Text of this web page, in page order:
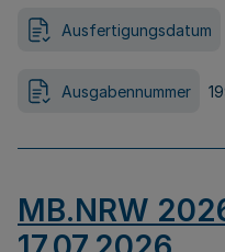
Ausfertigungsdatum
Ausgabennummer
MB.NRW